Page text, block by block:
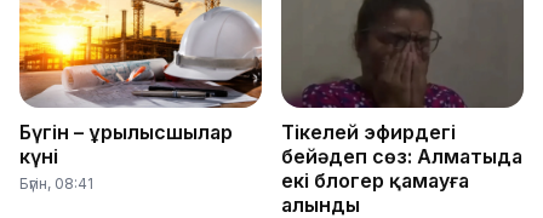
Бүгін – Құрылысшылар
күні
Бүгін, 08:41
Тікелей эфирдегі
бейәдеп сөз: Алматыда
екі блогер қамауға
алынды